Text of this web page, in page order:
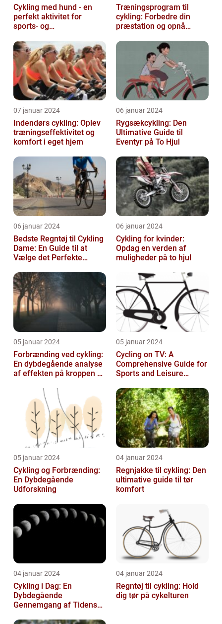
Cykling med hund - en
perfekt aktivitet for
sports- og
Træningsprogram til
cykling: Forbedre din
præstation og opnå
07 januar 2024
Indendørs cykling: Oplev
træningseffektivitet og
komfort i eget hjem
06 januar 2024
Rygsækcykling: Den
Ultimative Guide til
Eventyr på To Hjul
06 januar 2024
Bedste Regntøj til Cykling
Dame: En Guide til at
Vælge det Perfekte
unde...
06 januar 2024
Cykling for kvinder:
Opdag en verden af
muligheder på to hjul
05 januar 2024
Forbrænding ved cykling:
En dybdegående analyse
af effekten på kroppen og
05 januar 2024
Cycling on TV: A
Comprehensive Guide for
Sports and Leisure
05 januar 2024
Cykling og Forbrænding:
En Dybdegående
Udforskning
04 januar 2024
Regnjakke til cykling: Den
ultimative guide til tør
komfort
04 januar 2024
Cykling i Dag: En
Dybdegående
Gennemgang af Tidens
04 januar 2024
Regntøj til cykling: Hold
dig tør på cykelturen